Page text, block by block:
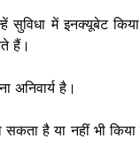
सुविधा में इनक्यूबेट
हैं।
अनिवार्य है।
सकता है या नहीं भी